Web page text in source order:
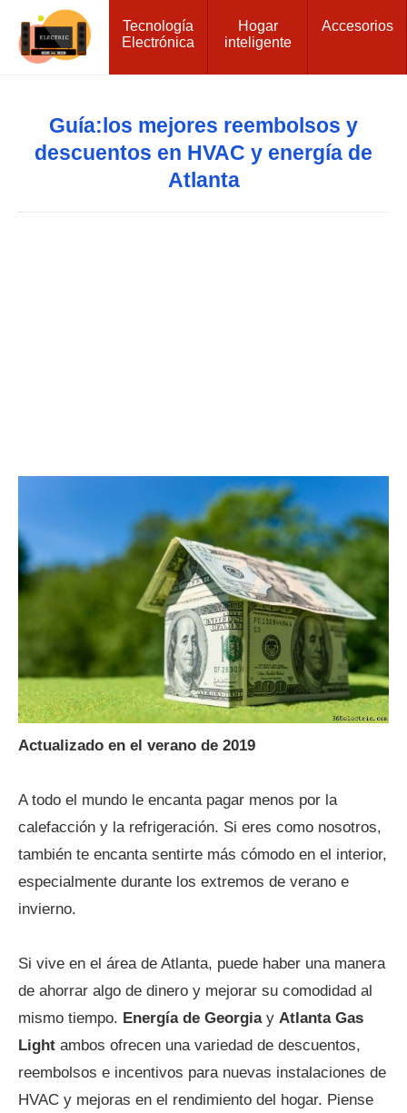
Tecnología
Electrónica
Hogar
inteligente
Accesorios
Guía:los mejores reembolsos y
descuentos en HVAC y energía de
Atlanta
Actualizado en el verano de 2019
A todo el mundo le encanta pagar menos por la
calefacción y la refrigeración. Si eres como nosotros,
también te encanta sentirte más cómodo en el interior,
especialmente durante los extremos de verano e
invierno.
Si vive en el área de Atlanta, puede haber una manera
de ahorrar algo de dinero y mejorar su comodidad al
mismo tiempo. Energía de Georgiay Atlanta Gas
Light ambos ofrecen una variedad de descuentos,
reembolsos e incentivos para nuevas instalaciones de
HVAC y mejoras en el rendimiento del hogar. Piense